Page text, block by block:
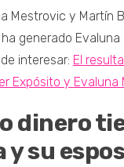
Mestrovic y Martín
generado Evaluna
interesar: El
Expósito y Evaluna
dinero
y su